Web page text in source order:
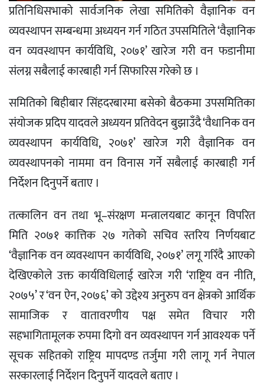
प्रतिनिधिसभाको सार्वजनिक लेखा समितिको वैज्ञानिक वन
व्यवस्थापन सम्बन्धमा अध्ययन गर्न गठित उपसमितिले ‘वैज्ञानिक
वन व्यवस्थापन कार्यविधि, २०७१’ खारेज गरी वन फडानीमा
संलग्न सबैलाई कारबाही गर्न सिफारिस गरेको छ ।
समितिको बिहीबार सिंहदरबारमा बसेको बैठकमा उपसमितिका
संयोजक प्रदिप यादवले अध्ययन प्रतिवेदन बुझाउँदै ‘वैधानिक वन
व्यवस्थापन कार्यविधि, २०७१’ खारेज गरी वैज्ञानिक वन
व्यवस्थापनको नाममा वन विनास गर्ने सबैलाई कारबाही गर्न
निर्देशन दिनुपर्ने बताए ।
तत्कालिन वन तथा भू–संरक्षण मन्त्रालयबाट कानून विपरित
मिति २०७१ कात्तिक २७ गतेको सचिव स्तरिय निर्णयबाट
‘वैज्ञानिक वन व्यवस्थापन कार्यविधि, २०७१’ लगू गरिँदै आएको
देखिएकोले उक्त कार्यविधिलाई खारेज गरी ‘राष्ट्रिय वन नीति,
२०७५’ र ‘वन ऐन, २०७६’ को उद्देश्य अनुरुप वन क्षेत्रको आर्थिक
सामाजिक र वातावरणीय पक्ष समेत विचार गरी
सहभागितामूलक रुपमा दिगो वन व्यवस्थापन गर्न आवश्यक पर्ने
सूचक सहितको राष्ट्रिय मापदण्ड तर्जुमा गरी लागू गर्न नेपाल
सरकारलाई निर्देशन दिनुपर्ने यादवले बताए ।